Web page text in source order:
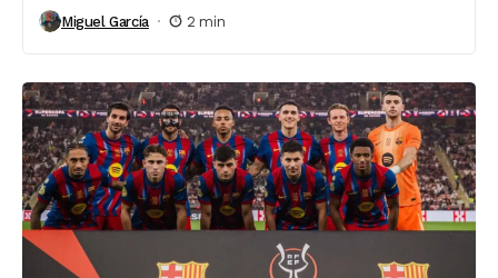
Miguel García 2 min